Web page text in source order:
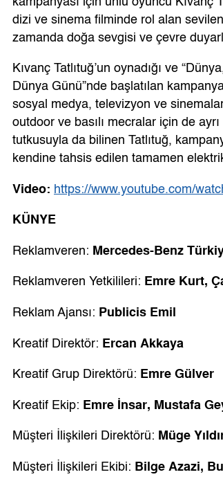
dizi ve sinema filminde rol alan sevilen
zamanda doğa sevgisi ve çevre
Kıvanç Tatlıtuğ’un oynadığı ve
Dünya Günü”nde başlatılan
sosyal medya, televizyon ve
outdoor ve basılı mecralar için de
tutkusuyla da bilinen Tatlıtuğ,
kendine tahsis edilen tamamen
Video: https://www.youtube.com/
KÜNYE
Reklamveren: Mercedes-Benz
Reklamveren Yetkilileri: Emre Kurt,
Reklam Ajansı: Publicis Emil
Kreatif Direktör: Ercan Akkaya
Kreatif Grup Direktörü: Emre Gülver
Kreatif Ekip: Emre İnsar, Mustafa
Müşteri İlişkileri Direktörü: Müge
Müşteri İlişkileri Ekibi: Bilge Azazi,